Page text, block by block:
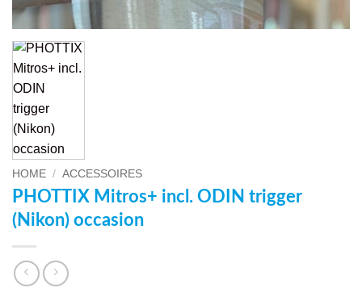
HOME / ACCESSOIRES
PHOTTIX Mitros+ incl. ODIN trigger
(Nikon) occasion